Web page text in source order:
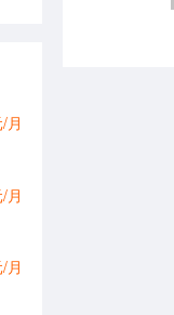
月
月
月